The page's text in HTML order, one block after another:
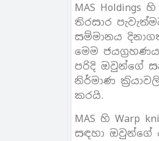
MAS
තිරසාර
සම්මානය
මෙම
පරිදි ඔවුන්ගේ
නිර්මාණ
කරයි.
MAS හි Warp
සඳහා ඔවුන්ගේ